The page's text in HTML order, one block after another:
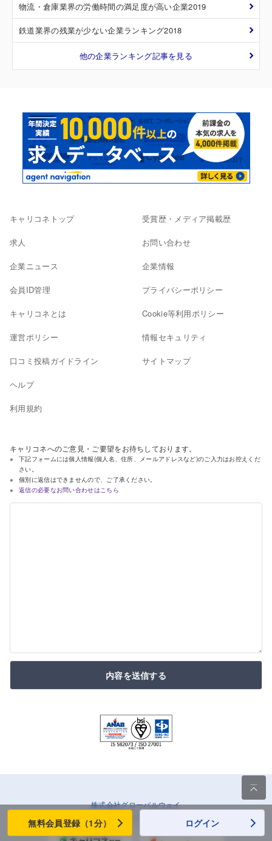
物流・倉庫業界の労働時間の満足度が高い企業2019
鉄道業界の残業が少ない企業ランキング2018
他の企業ランキング記事を見る
キャリコネトップ
求人
企業ニュース
会員ID管理
キャリコネとは
運営ポリシー
口コミ投稿ガイドライン
ヘルプ
利用規約
受賞歴・メディア掲載歴
お問い合わせ
企業情報
プライバシーポリシー
Cookie等利用ポリシー
情報セキュリティ
サイトマップ
キャリコネへのご意見・ご要望をお待ちしております。
下記フォームには個人情報(個人名、住所、メールアドレスなど)のご入力はお控えくだ
さい。
個別に返信はできませんので、ご了承ください。
返信の必要なお問い合わせはこちら
内容を送信する
株式会社グローバルウェイ
企業情報

無料会員登録（1分） ログイン